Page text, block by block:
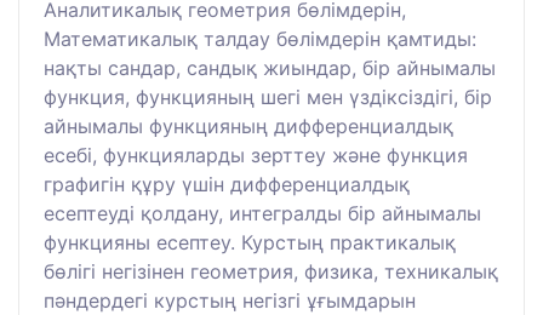
Аналитикалық геометрия бөлімдерін,
Математикалық талдау бөлімдерін қамтиды:
нақты сандар, сандық жиындар, бір айнымалы
функция, функцияның шегі мен үздіксіздігі, бір
айнымалы функцияның дифференциалдық
есебі, функцияларды зерттеу және функция
графигін құру үшін дифференциалдық
есептеуді қолдану, интегралды бір айнымалы
функцияны есептеу. Курстың практикалық
бөлігі негізінен геометрия, физика, техникалық
пәндердегі курстың негізгі ұғымдарын